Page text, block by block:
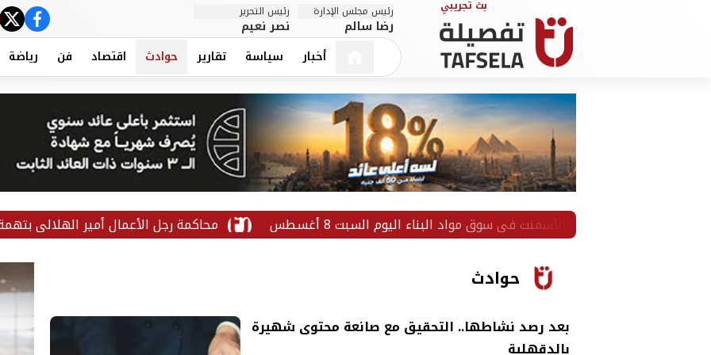
رئيس مجلس الإدارة
رضا سالم
رئيس التحرير
نصر نعيم
أخبار سياسة تقارير حوادث اقتصاد فن رياضة
محاكمة رجل الأعمال أمير الهلالي بتهمة غسل الحديد والأسمنت في سوق مواد البناء اليوم السبت 8 أغسطس
حوادث
بعد رصد نشاطها.. التحقيق مع صانعة محتوى شهيرة
بالدقهلية